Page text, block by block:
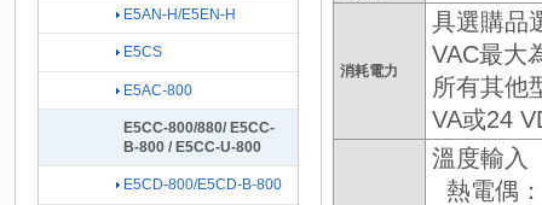
消耗電力
具選購品
VAC最大
所有其他
VA或24
溫度輸入
熱電偶
E5AN-H/E5EN-H
E5CS
E5AC-800
E5CC-800/880/ E5CC-
B-800 / E5CC-U-800
E5CD-800/E5CD-B-800